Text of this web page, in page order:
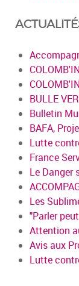
BULLE
Bulletin
BAFA,
Lutte
France
Le Danger
Les
"Parler
Attention
Avis aux
Lutte